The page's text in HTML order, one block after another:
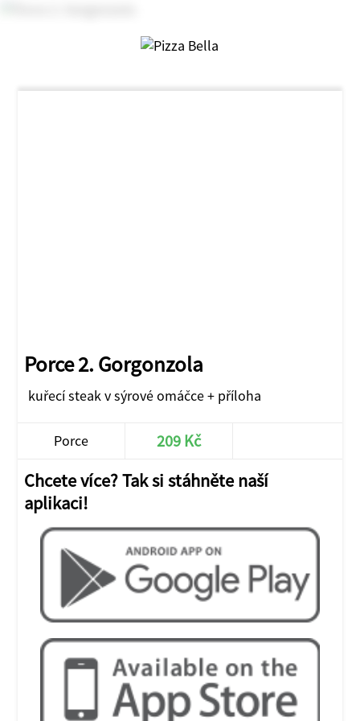
Porce 2. Gorgonzola
kuřecí steak v sýrové omáčce + příloha
Porce 209 Kč
Chcete více? Tak si stáhněte naší
aplikaci!